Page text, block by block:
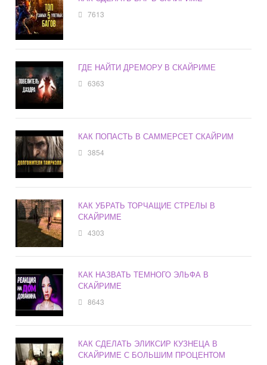
7613
ГДЕ НАЙТИ ДРЕМОРУ В СКАЙРИМЕ
6363
КАК ПОПАСТЬ В САММЕРСЕТ СКАЙРИМ
3854
КАК УБРАТЬ ТОРЧАЩИЕ СТРЕЛЫ В
СКАЙРИМЕ
4303
КАК НАЗВАТЬ ТЕМНОГО ЭЛЬФА В
СКАЙРИМЕ
8643
КАК СДЕЛАТЬ ЭЛИКСИР КУЗНЕЦА В
СКАЙРИМЕ С БОЛЬШИМ ПРОЦЕНТОМ